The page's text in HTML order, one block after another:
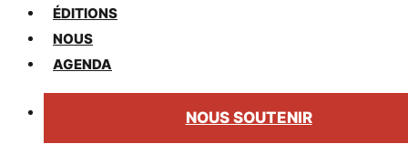
ÉDITIONS
NOUS
AGENDA
NOUS SOUTENIR